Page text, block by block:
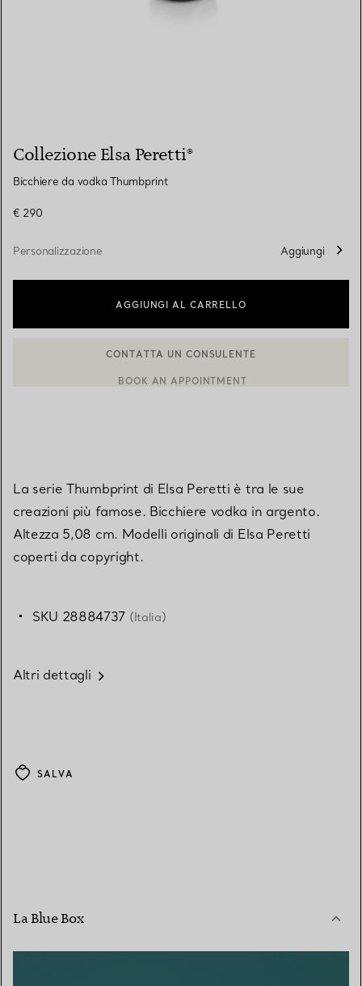
Collezione Elsa Peretti®
Bicchiere da vodka Thumbprint
€ 290
Personalizzazione Aggiungi
AGGIUNGI AL CARRELLO
La serie Thumbprint di Elsa Peretti è tra le sue
creazioni più famose. Bicchiere vodka in argento.
Altezza 5,08 cm. Modelli originali di Elsa Peretti
coperti da copyright.
SKU 28884737 (Italia)
Altri dettagli
SALVA
La Blue Box